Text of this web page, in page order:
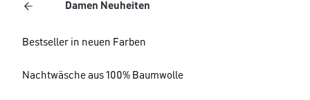
Damen Neuheiten
Bestseller in neuen Farben
Nachtwäsche aus 100% Baumwolle